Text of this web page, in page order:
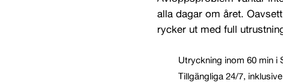
alla dagar om året.
rycker ut med full
Utryckning inom 60 min i
Tillgängliga 24/7,